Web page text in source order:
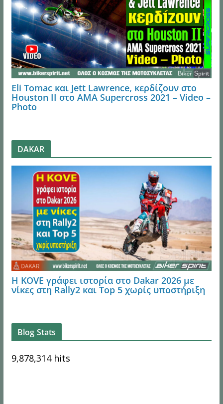
Eli Tomac και Jett Lawrence, κερδίζουν στο
Houston ΙI στο AMA Supercross 2021 – Video –
Photo
DAKAR
Η KOVE γράφει ιστορία στο Dakar 2026 με
νίκες στη Rally2 και Top 5 χωρίς υποστήριξη
Blog Stats
9,878,314 hits